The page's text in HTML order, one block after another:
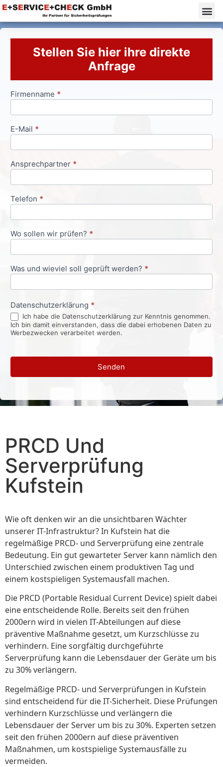
Stellen Sie hier ihre direkte
Anfrage
Anfrageformular
Firmenname *
E-Mail *
Ansprechpartner *
Telefon *
Wo sollen wir prüfen? *
Was und wieviel soll geprüft werden? *
Datenschutzerklärung *
Ich habe die Datenschutzerklärung zur Kenntnis genommen.
Ich bin damit einverstanden, dass die dabei erhobenen Daten zu
Werbezwecken verarbeitet werden.
Senden
PRCD Und
Serverprüfung
Kufstein
Wie oft denken wir an die unsichtbaren Wächter
unserer IT-Infrastruktur? In Kufstein hat die
regelmäßige PRCD- und Serverprüfung eine zentrale
Bedeutung. Ein gut gewarteter Server kann nämlich den
Unterschied zwischen einem produktiven Tag und
einem kostspieligen Systemausfall machen.
Die PRCD (Portable Residual Current Device) spielt dabei
eine entscheidende Rolle. Bereits seit den frühen
2000ern wird in vielen IT-Abteilungen auf diese
präventive Maßnahme gesetzt, um Kurzschlüsse zu
verhindern. Eine sorgfältig durchgeführte
Serverprüfung kann die Lebensdauer der Geräte um bis
zu 30% verlängern.
Regelmäßige PRCD- und Serverprüfungen in Kufstein
sind entscheidend für die IT-Sicherheit. Diese Prüfungen
verhindern Kurzschlüsse und verlängern die
Lebensdauer der Server um bis zu 30%. Experten setzen
seit den frühen 2000ern auf diese präventiven
Maßnahmen, um kostspielige Systemausfälle zu
vermeiden.